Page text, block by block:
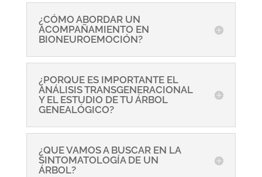
¿CÓMO ABORDAR UN
ACOMPAÑAMIENTO EN
BIONEUROEMOCIÓN?
¿PORQUE ES IMPORTANTE EL
ANÁLISIS TRANSGENERACIONAL
Y EL ESTUDIO DE TU ÁRBOL
GENEALÓGICO?
¿QUE VAMOS A BUSCAR EN LA
SINTOMATOLOGÍA DE UN
ÁRBOL?